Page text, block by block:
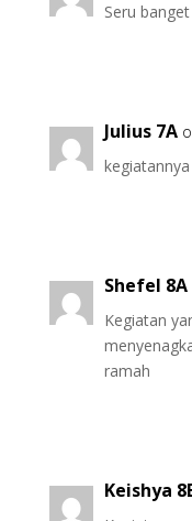
Seru
Julius 7A
Shefel 8A
Kegiatan
ramah
Keishya